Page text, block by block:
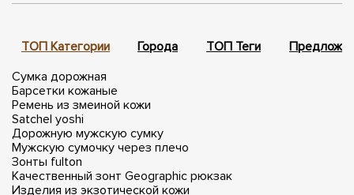
ТОП Категории Города ТОП Теги
Сумка дорожная
Барсетки кожаные
Ремень из змеиной кожи
Satchel yoshi
Дорожную мужскую сумку
Мужскую сумочку через плечо
Зонты fulton
Качественный зонт Geographic рюкзак
Изделия из экзотической кожи